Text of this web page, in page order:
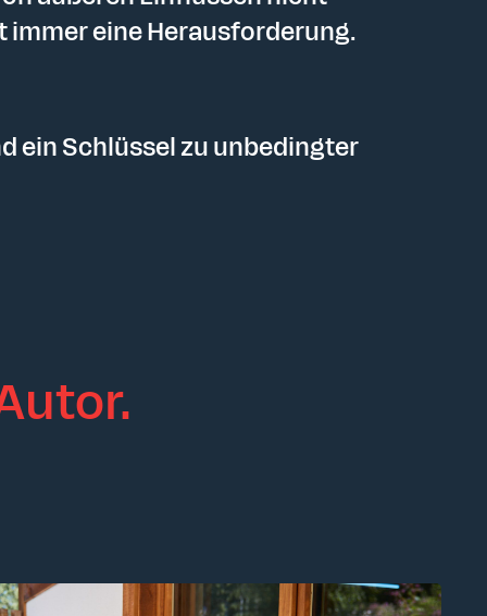
immer eine Herausforderung.
ein Schlüssel zu unbedingter